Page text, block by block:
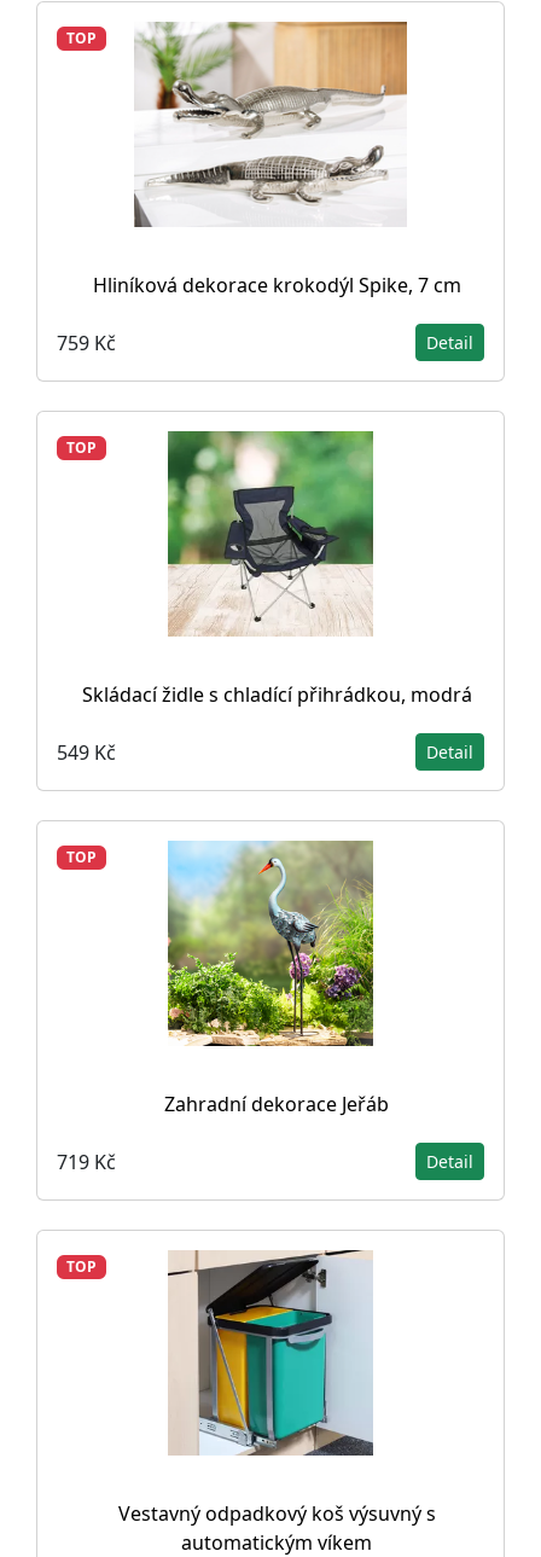
TOP
Hliníková dekorace krokodýl Spike, 7 cm
759 Kč Detail
TOP
Skládací židle s chladící přihrádkou, modrá
549 Kč Detail
TOP
Zahradní dekorace Jeřáb
719 Kč Detail
TOP
Vestavný odpadkový koš výsuvný s
automatickým víkem